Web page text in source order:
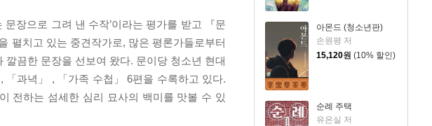
아몬드 (청소년판)
손원평 저
15,120원 (10% 할인)
순례 주택
유은실 저
장으로 그려 낸 수작’이라는 평가를 받고 『문
펼치고 있는 중견작가로, 많은 평론가들로부터
끔한 문장을 선보여 왔다. 문이당 청소년 현대
과녁」 , 「가족 수첩」 6편을 수록하고 있다.
전하는 섬세한 심리 묘사의 백미를 맛볼 수 있